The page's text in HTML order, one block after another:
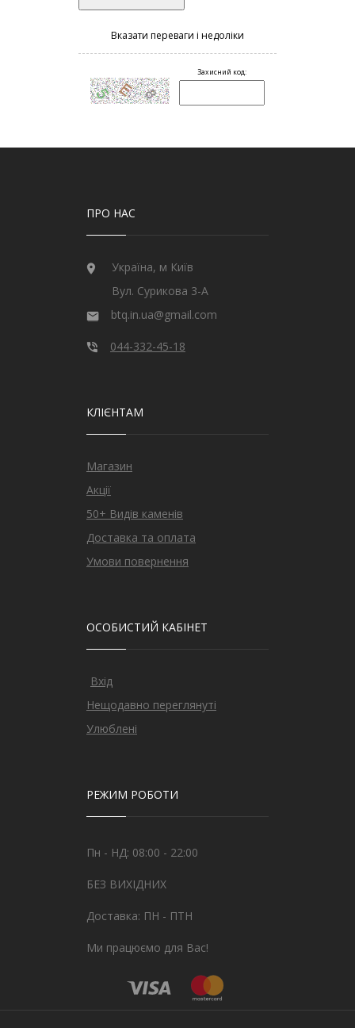
ПРО НАС
Україна, м Київ
Вул. Сурикова 3-А
btq.in.ua@gmail.com
044-332-45-18
КЛІЄНТАМ
Магазин
Акції
50+ Видів каменів
Доставка та оплата
Умови повернення
ОСОБИСТИЙ КАБІНЕТ
Вхід
Нещодавно переглянуті
Улюблені
РЕЖИМ РОБОТИ
Пн - НД: 08:00 - 22:00
БЕЗ ВИХІДНИХ
Доставка: ПН - ПТН
Ми працюємо для Вас!